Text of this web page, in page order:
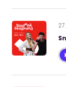
27.